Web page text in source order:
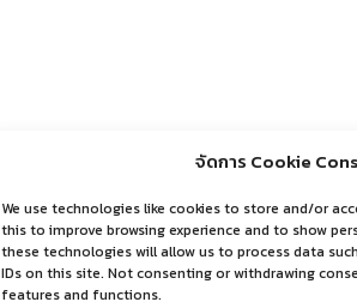
จัดการ Cookie
We use technologies like cookies to store and/or
this to improve browsing experience and to show
these technologies will allow us to process data
IDs on this site. Not consenting or withdrawing
features and functions.